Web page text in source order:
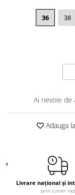
36 38
Ai nevoie de
Adauga
Livrare național și
prin curier